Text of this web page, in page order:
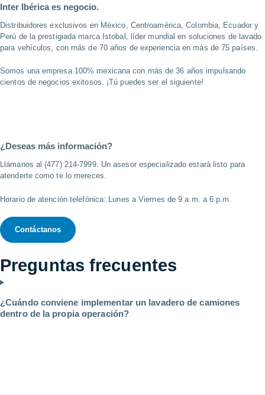
Inter Ibérica es negocio.
Distribuidores exclusivos en México, Centroamérica, Colombia, Ecuador y
Perú de la prestigiada marca Istobal, líder mundial en soluciones de lavado
para vehículos, con más de 70 años de experiencia en más de 75 países.
Somos una empresa 100% mexicana con más de 36 años impulsando
cientos de negocios exitosos. ¡Tú puedes ser el siguiente!
¿Deseas más información?
Llámanos al (477) 214-7999. Un asesor especializado estará listo para
atenderte como te lo mereces.
Horario de atención telefónica: Lunes a Viernes de 9 a.m. a 6 p.m.
Contáctanos
Preguntas frecuentes
¿Cuándo conviene implementar un lavadero de camiones
dentro de la propia operación?